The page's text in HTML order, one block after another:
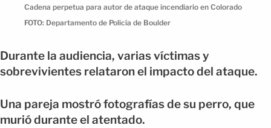
Cadena perpetua para autor de ataque incendiario en Colorado
FOTO: Departamento de Policía de Boulder
Durante la audiencia, varias víctimas y
sobrevivientes relataron el impacto del ataque.
Una pareja mostró fotografías de su perro, que
murió durante el atentado.